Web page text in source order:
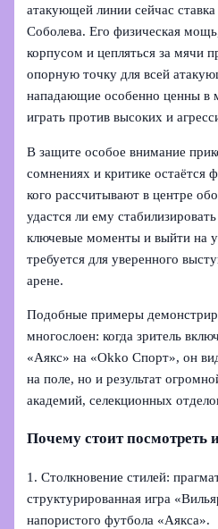
атакующей линии сейчас ставка
Соболева. Его физическая
корпусом и цепляться за мячи
опорную точку для всей
нападающие особенно ценны в
играть против высоких и
В защите особое внимание
сомнениях и критике остаётся
кого рассчитывают в центре
удастся ли ему
ключевые моменты и выйти на
требуется для уверенного
арене.
Подобные примеры
многослоен: когда зритель
«Аякс» на «Okko Спорт», он
на поле, но и результат
академий, селекционных
Почему стоит посмотреть
1. Столкновение стилей:
структурированная игра
напористого футбола «Аякса».